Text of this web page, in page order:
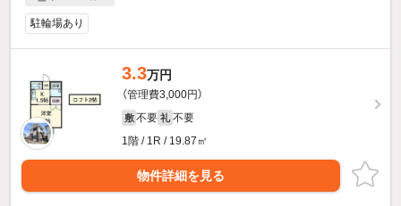
駐輪場あり
3.3万円
（管理費3,000円）
敷 不要 礼 不要
1階 / 1R / 19.87㎡
物件詳細を見る